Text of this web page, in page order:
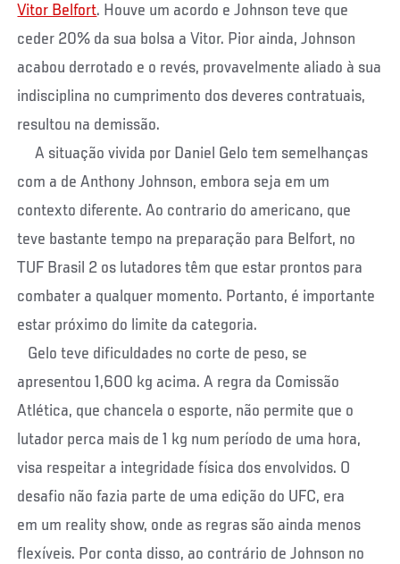
Vitor Belfort. Houve um acordo e Johnson teve que
ceder 20% da sua bolsa a Vitor. Pior ainda, Johnson
acabou derrotado e o revés, provavelmente aliado à sua
indisciplina no cumprimento dos deveres contratuais,
resultou na demissão.
A situação vivida por Daniel Gelo tem semelhanças
com a de Anthony Johnson, embora seja em um
contexto diferente. Ao contrario do americano, que
teve bastante tempo na preparação para Belfort, no
TUF Brasil 2 os lutadores têm que estar prontos para
combater a qualquer momento. Portanto, é importante
estar próximo do limite da categoria.
Gelo teve dificuldades no corte de peso, se
apresentou 1,600 kg acima. A regra da Comissão
Atlética, que chancela o esporte, não permite que o
lutador perca mais de 1 kg num período de uma hora,
visa respeitar a integridade física dos envolvidos. O
desafio não fazia parte de uma edição do UFC, era
em um reality show, onde as regras são ainda menos
flexíveis. Por conta disso, ao contrário de Johnson no